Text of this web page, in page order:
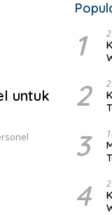
untuk
1
2
3
4